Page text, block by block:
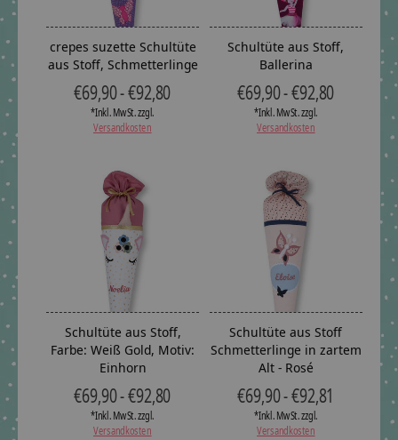
crepes suzette Schultüte
aus Stoff, Schmetterlinge
€69,90 - €92,80
*Inkl. MwSt. zzgl.
Versandkosten
Schultüte aus Stoff,
Ballerina
€69,90 - €92,80
*Inkl. MwSt. zzgl.
Versandkosten
Schultüte aus Stoff,
Farbe: Weiß Gold, Motiv:
Einhorn
€69,90 - €92,80
*Inkl. MwSt. zzgl.
Versandkosten
Schultüte aus Stoff
Schmetterlinge in zartem
Alt - Rosé
€69,90 - €92,81
*Inkl. MwSt. zzgl.
Versandkosten